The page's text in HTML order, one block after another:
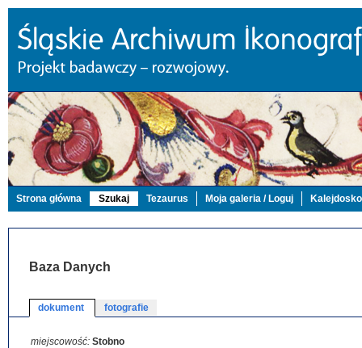
Strona główna Szukaj Tezaurus Moja galeria / Loguj
Baza Danych
dokument fotografie
miejscowość: Stobno